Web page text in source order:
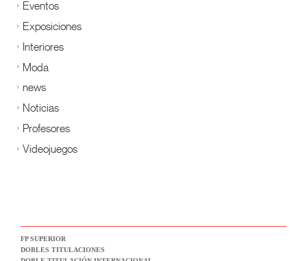
Eventos
Exposiciones
Interiores
Moda
news
Noticias
Profesores
Videojuegos
FP SUPERIOR
DOBLES TITULACIONES